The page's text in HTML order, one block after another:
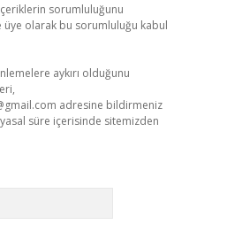
sorumluluğunu
üye olarak bu sorumluluğu kabul
aykırı olduğunu
adresine bildirmeniz
süre içerisinde sitemizden